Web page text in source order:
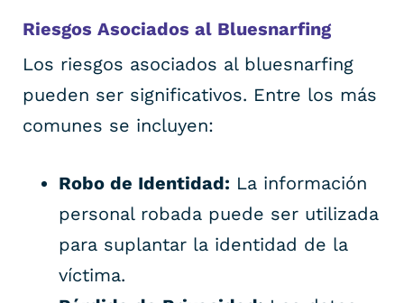
Riesgos Asociados al Bluesnarfing
Los riesgos asociados al bluesnarfing
pueden ser significativos. Entre los más
comunes se incluyen:
Robo de Identidad: La información
personal robada puede ser utilizada
para suplantar la identidad de la
víctima.